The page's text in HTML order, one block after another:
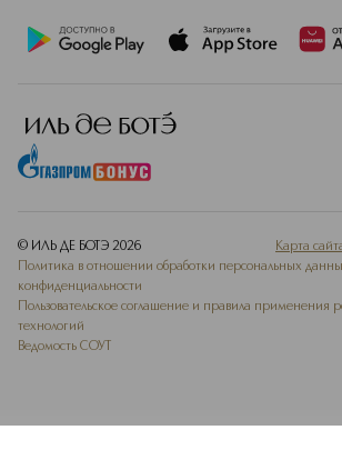
© ИЛЬ ДЕ БОТЭ 2026
Карта
Политика в отношении обработки персональных
конфиденциальности
Пользовательское соглашение и правила применения
технологий
Ведомость СОУТ